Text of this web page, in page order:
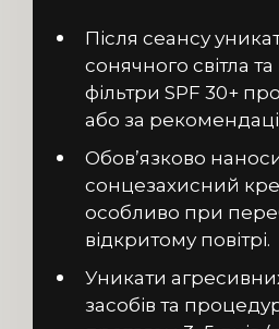
Після сеансу
сонячного світла
фільтри SPF 30+
або за
Обов’язково
сонцезахисний
особливо при
відкритому повітрі.
Уникати
засобів та